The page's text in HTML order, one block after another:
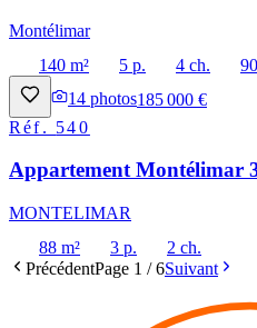
Montélimar
140 m²
5 p. 4 ch.
14 photos185 000 €
Réf. 540
Appartement Montélimar
MONTELIMAR
88 m²
3 p.
2 ch.
PrécédentPage 1 /6Suivant